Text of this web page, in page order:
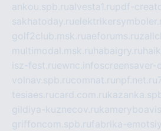
ankou.spb.rualvesta1.rupdf-
sakhatoday.ru
golf2club.msk.ruaeforums.ru
multimodal.msk.ru habaigry.ru
isz-fest.ruewnc.infoscreensaver-
volnav.spb.rucomnat.ru npf.net.ru
tesiaes.rucard.com.ru
gildiya-kuznecov.ru
griffoncom.spb.rufabrika-